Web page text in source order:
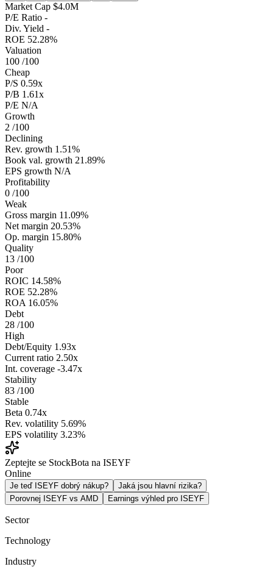
Market Cap $4.0M
P/E Ratio -
Div. Yield -
ROE 52.28%
Valuation
100 /100
Cheap
P/S 0.59x
P/B 1.61x
P/E N/A
Growth
2 /100
Declining
Rev. growth 1.51%
Book val. growth 21.89%
EPS growth N/A
Profitability
0 /100
Weak
Gross margin 11.09%
Net margin 20.53%
Op. margin 15.80%
Quality
13 /100
Poor
ROIC 14.58%
ROE 52.28%
ROA 16.05%
Debt
28 /100
High
Debt/Equity 1.93x
Current ratio 2.50x
Int. coverage -3.47x
Stability
83 /100
Stable
Beta 0.74x
Rev. volatility 5.69%
EPS volatility 3.23%
Zeptejte se StockBota na ISEYF
Online
Je teď ISEYF dobrý nákup?
Jaká jsou hlavní rizika?
Porovnej ISEYF vs AMD
Earnings výhled pro ISEYF
Sector
Technology
Industry